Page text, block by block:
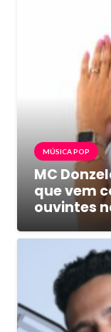
MÚSICA POP
MC
que vem
ouvintes